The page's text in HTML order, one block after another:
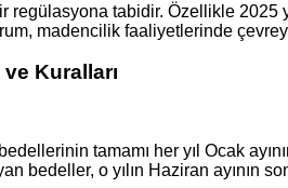
regülasyona tabidir. Özellikle
madencilik faaliyetlerinde
Kuralları
tamamı her yıl Ocak
bedeller, o yılın Haziran